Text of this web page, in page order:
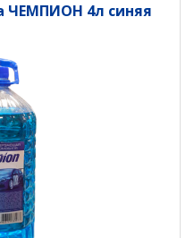
ЧЕМПИОН 4л синяя